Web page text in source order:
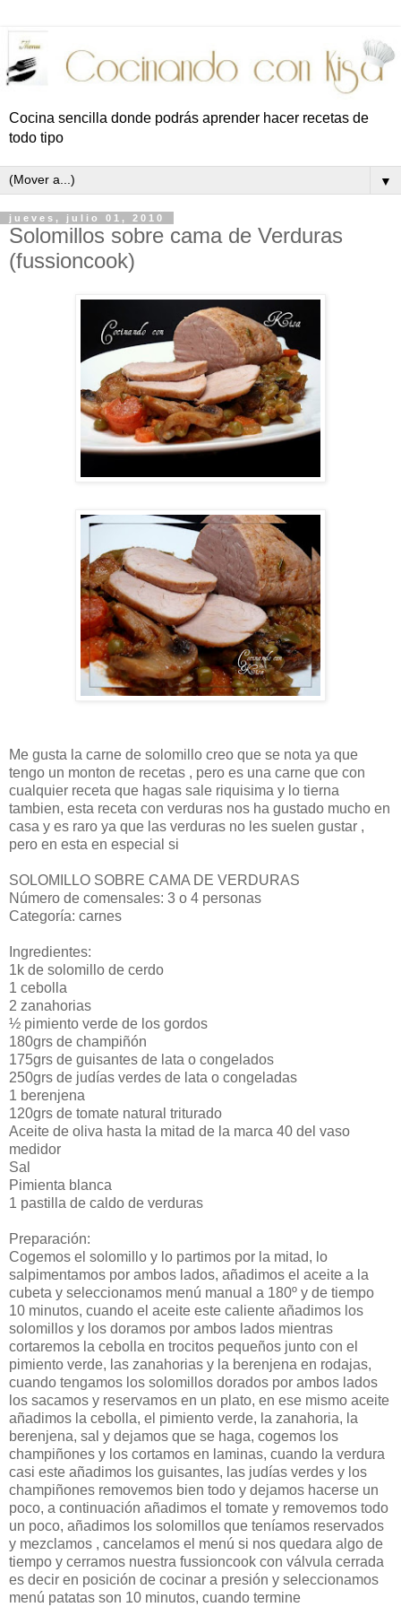
Cocina sencilla donde podrás aprender hacer recetas de
todo tipo
▼
jueves, julio 01, 2010
Solomillos sobre cama de Verduras
(fussioncook)
Me gusta la carne de solomillo creo que se nota ya que
tengo un monton de recetas , pero es una carne que con
cualquier receta que hagas sale riquisima y lo tierna
tambien, esta receta con verduras nos ha gustado mucho en
casa y es raro ya que las verduras no les suelen gustar ,
pero en esta en especial si
SOLOMILLO SOBRE CAMA DE VERDURAS
Número de comensales: 3 o 4 personas
Categoría: carnes
Ingredientes:
1k de solomillo de cerdo
1 cebolla
2 zanahorias
½ pimiento verde de los gordos
180grs de champiñón
175grs de guisantes de lata o congelados
250grs de judías verdes de lata o congeladas
1 berenjena
120grs de tomate natural triturado
Aceite de oliva hasta la mitad de la marca 40 del vaso
medidor
Sal
Pimienta blanca
1 pastilla de caldo de verduras
Preparación:
Cogemos el solomillo y lo partimos por la mitad, lo
salpimentamos por ambos lados, añadimos el aceite a la
cubeta y seleccionamos menú manual a 180º y de tiempo
10 minutos, cuando el aceite este caliente añadimos los
solomillos y los doramos por ambos lados mientras
cortaremos la cebolla en trocitos pequeños junto con el
pimiento verde, las zanahorias y la berenjena en rodajas,
cuando tengamos los solomillos dorados por ambos lados
los sacamos y reservamos en un plato, en ese mismo aceite
añadimos la cebolla, el pimiento verde, la zanahoria, la
berenjena, sal y dejamos que se haga, cogemos los
champiñones y los cortamos en laminas, cuando la verdura
casi este añadimos los guisantes, las judías verdes y los
champiñones removemos bien todo y dejamos hacerse un
poco, a continuación añadimos el tomate y removemos todo
un poco, añadimos los solomillos que teníamos reservados
y mezclamos , cancelamos el menú si nos quedara algo de
tiempo y cerramos nuestra fussioncook con válvula cerrada
es decir en posición de cocinar a presión y seleccionamos
menú patatas son 10 minutos, cuando termine